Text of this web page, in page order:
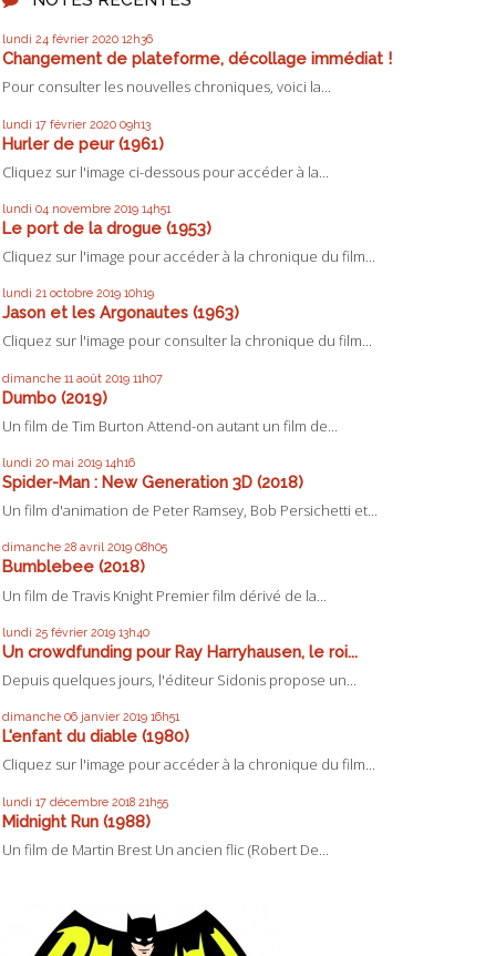
lundi 24 février 2020 12h36
Changement de plateforme, décollage immédiat !
Pour consulter les nouvelles chroniques, voici la...
lundi 17 février 2020 09h13
Hurler de peur (1961)
Cliquez sur l'image ci-dessous pour accéder à la...
lundi 04 novembre 2019 14h51
Le port de la drogue (1953)
Cliquez sur l'image pour accéder à la chronique du film...
lundi 21 octobre 2019 10h19
Jason et les Argonautes (1963)
Cliquez sur l'image pour consulter la chronique du film...
dimanche 11 août 2019 11h07
Dumbo (2019)
Un film de Tim Burton Attend-on autant un film de...
lundi 20 mai 2019 14h16
Spider-Man : New Generation 3D (2018)
Un film d'animation de Peter Ramsey, Bob Persichetti et...
dimanche 28 avril 2019 08h05
Bumblebee (2018)
Un film de Travis Knight Premier film dérivé de la...
lundi 25 février 2019 13h40
Un crowdfunding pour Ray Harryhausen, le roi...
Depuis quelques jours, l'éditeur Sidonis propose un...
dimanche 06 janvier 2019 16h51
L'enfant du diable (1980)
Cliquez sur l'image pour accéder à la chronique du film...
lundi 17 décembre 2018 21h55
Midnight Run (1988)
Un film de Martin Brest Un ancien flic (Robert De...